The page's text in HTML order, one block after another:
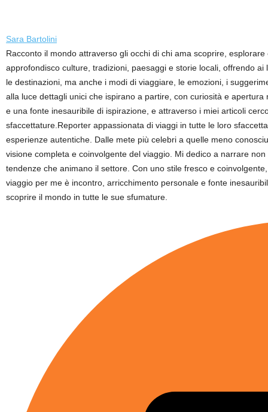
Sara Bartolini
Racconto il mondo attraverso gli occhi di chi ama scoprire,
approfondisco culture, tradizioni, paesaggi e storie locali, offrendo
le destinazioni, ma anche i modi di viaggiare, le emozioni, i
alla luce dettagli unici che ispirano a partire, con curiosità e
e una fonte inesauribile di ispirazione, e attraverso i miei articoli
sfaccettature.Reporter appassionata di viaggi in tutte le loro
esperienze autentiche. Dalle mete più celebri a quelle meno
visione completa e coinvolgente del viaggio. Mi dedico a narrare
tendenze che animano il settore. Con uno stile fresco e
viaggio per me è incontro, arricchimento personale e fonte
scoprire il mondo in tutte le sue sfumature.